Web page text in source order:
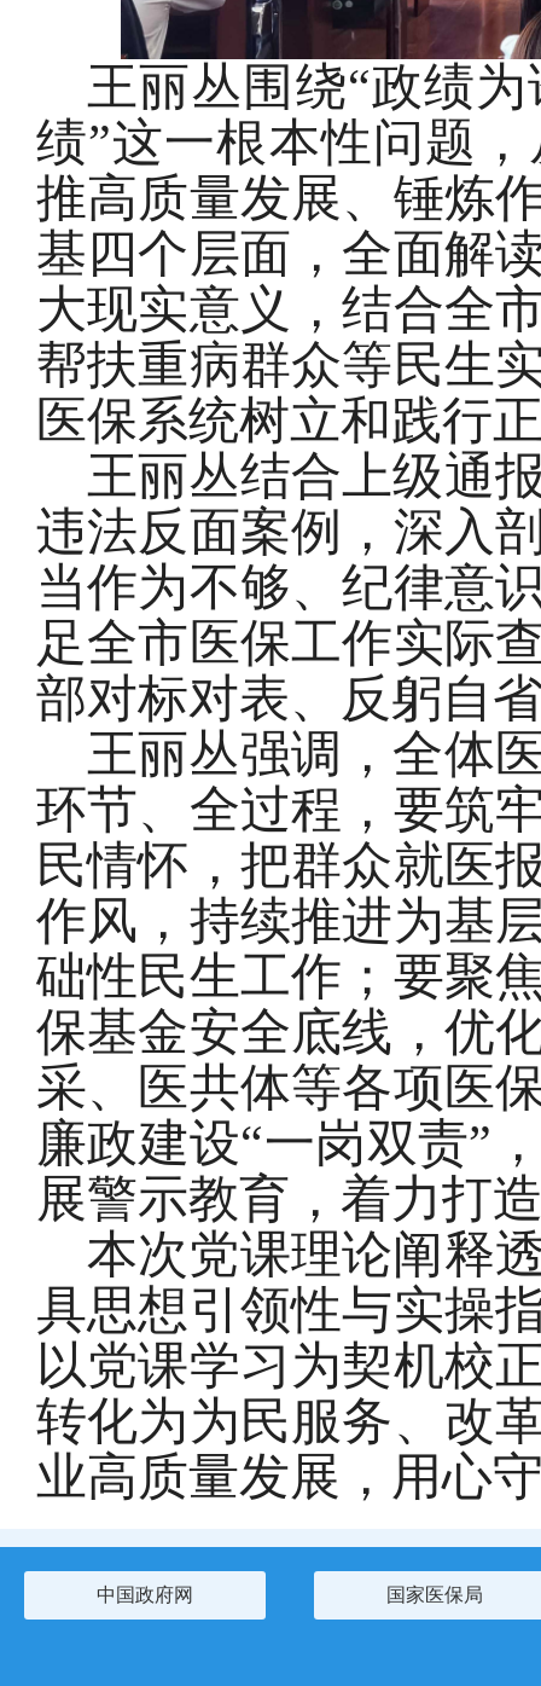
王丽丛围绕“政绩
绩”这一根本性问题
推高质量发展、锤炼
基四个层面，全面解
大现实意义，结合全
帮扶重病群众等民生
医保系统树立和践行
王丽丛结合上级通
违法反面案例，深入
当作为不够、纪律意
足全市医保工作实际
部对标对表、反躬自
王丽丛强调，全体
环节、全过程，要筑
民情怀，把群众就医
作风，持续推进为基
础性民生工作；要聚
保基金安全底线，优
采、医共体等各项医
廉政建设“一岗双责”
展警示教育，着力打
本次党课理论阐释
具思想引领性与实操
以党课学习为契机校
转化为为民服务、改
业高质量发展，用心
中国政府网 国家医保局